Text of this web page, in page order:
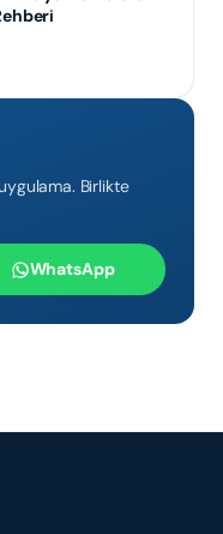
Birlikte
WhatsApp